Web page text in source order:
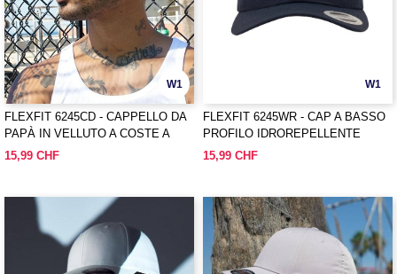
W1
FLEXFIT 6245CD - CAPPELLO DA
PAPÀ IN VELLUTO A COSTE A
BASSO PROFILO
15,99 CHF
W1
FLEXFIT 6245WR - CAP A BASSO
PROFILO IDROREPELLENTE
15,99 CHF